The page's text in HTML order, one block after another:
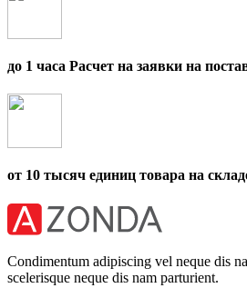
до 1 часа Расчет на заявки на
от 10 тысяч единиц товара на
Condimentum adipiscing vel neque dis
scelerisque neque dis nam parturient.